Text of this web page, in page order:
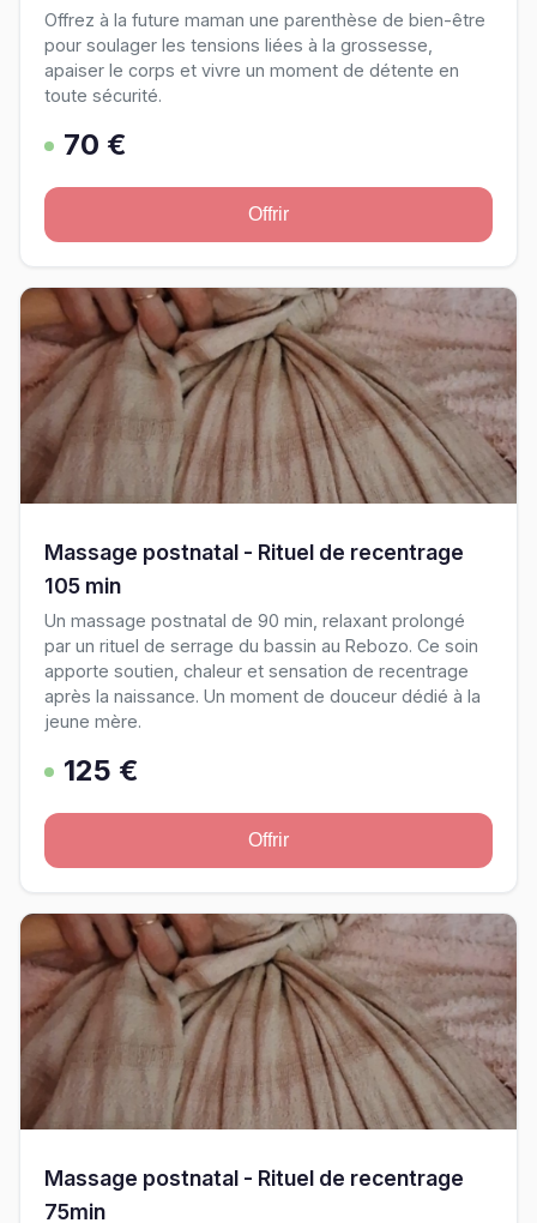
Offrez à la future maman une parenthèse de bien-être
pour soulager les tensions liées à la grossesse,
apaiser le corps et vivre un moment de détente en
toute sécurité.
70 €
Offrir
Massage postnatal - Rituel de recentrage
105 min
Un massage postnatal de 90 min, relaxant prolongé
par un rituel de serrage du bassin au Rebozo. Ce soin
apporte soutien, chaleur et sensation de recentrage
après la naissance. Un moment de douceur dédié à la
jeune mère.
125 €
Offrir
Massage postnatal - Rituel de recentrage
75min